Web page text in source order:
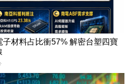
材料占比衝57% 解密台塑四寶